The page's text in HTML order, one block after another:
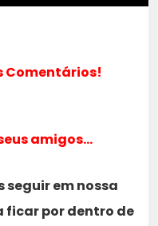
Comentários!
amigos…
seguir em nossa
ficar por dentro de